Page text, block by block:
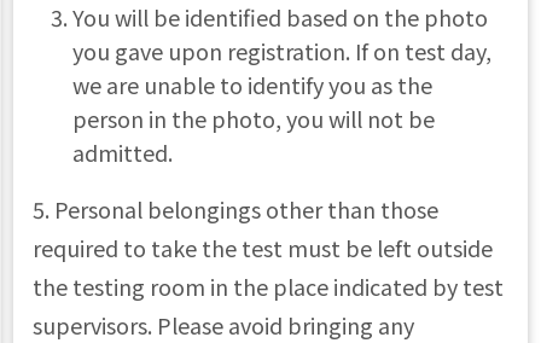
You will be identified based on the photo
you gave upon registration. If on test day,
we are unable to identify you as the
person in the photo, you will not be
admitted.
5. Personal belongings other than those
required to take the test must be left outside
the testing room in the place indicated by test
supervisors. Please avoid bringing any